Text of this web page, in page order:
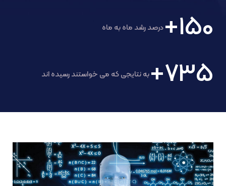
150
+درصد رشد ماه به ماه
735
+به نتایجی که می خواستند رسیده اند